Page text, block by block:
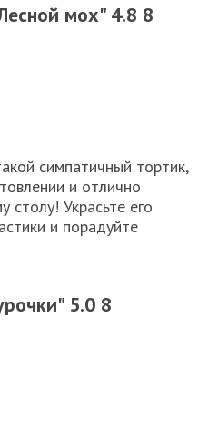
мох" 4.8 8
симпатичный тортик,
и отлично
столу! Украсьте его
и порадуйте
5.0 8